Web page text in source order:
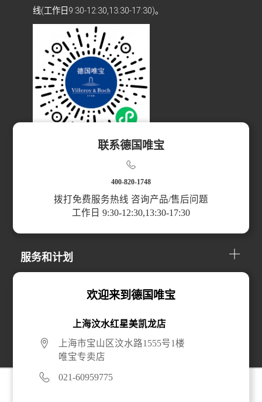
服务和计划
线(工作日9:30-12:30,13:30-17:30)。
欢迎来到德国唯宝
上海汶水红星美凯龙店
上海市宝山区汶水路1555号1楼
唯宝专卖店
021-60959775
联系德国唯宝
400-820-1748
拨打免费服务热线 咨询产品/售后问题
工作日 9:30-12:30,13:30-17:30